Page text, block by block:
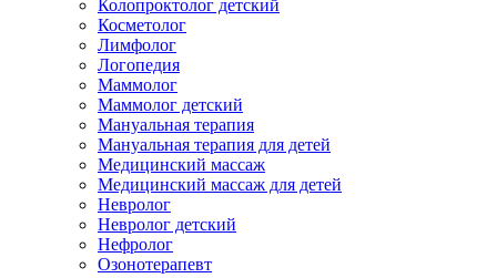
Колопроктолог детский
Косметолог
Лимфолог
Логопедия
Маммолог
Маммолог детский
Мануальная терапия
Мануальная терапия для детей
Медицинский массаж
Медицинский массаж для детей
Невролог
Невролог детский
Нефролог
Озонотерапевт